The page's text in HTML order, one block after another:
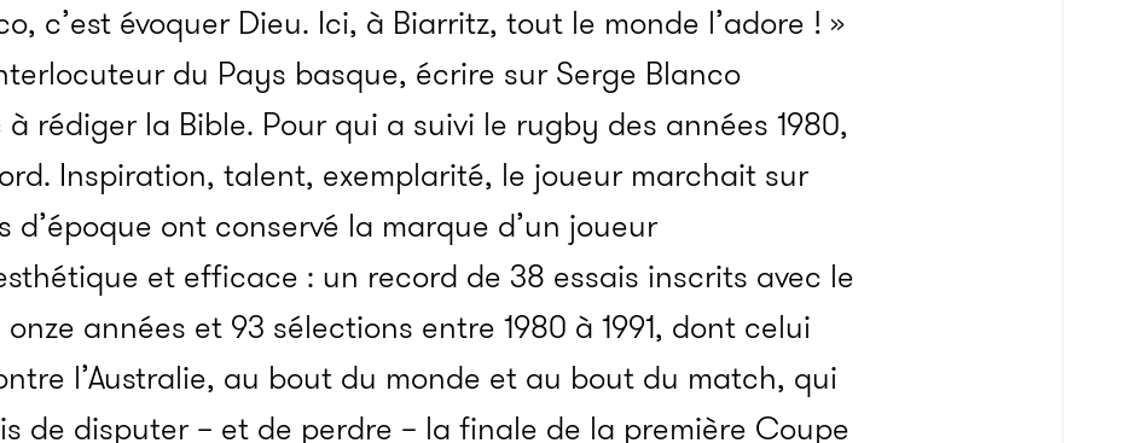
c’est évoquer Dieu. Ici, à Biarritz, tout le monde l’adore ! »
du Pays basque, écrire sur Serge Blanco
rédiger la Bible. Pour qui a suivi le rugby des années 1980,
Inspiration, talent, exemplarité, le joueur marchait sur
d’époque ont conservé la marque d’un joueur
et efficace : un record de 38 essais inscrits avec le
années et 93 sélections entre 1980 à 1991, dont celui
l’Australie, au bout du monde et au bout du match, qui
de disputer – et de perdre – la finale de la première Coupe